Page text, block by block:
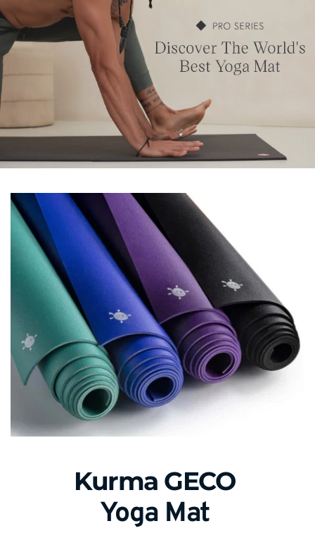
Kurma GECO
Yoga Mat